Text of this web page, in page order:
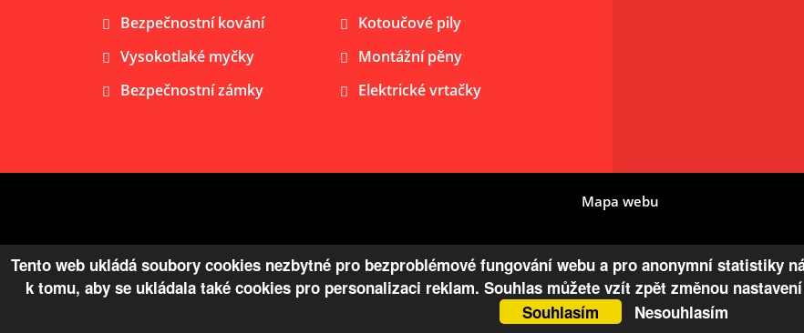
Bezpečnostní kování
Kotoučové pily
Vysokotlaké myčky
Montážní pěny
Bezpečnostní zámky
Elektrické vrtačky
Mapa webu
© Copyright 2026 Železářství Žaloudek s.r.o.
Tento web ukládá soubory cookies nezbytné pro bezproblémové fungování webu a pro anonymní statistiky
k tomu, aby se ukládala také cookies pro personalizaci reklam. Souhlas můžete vzít zpět změnou
Souhlasím
Nesouhlasím